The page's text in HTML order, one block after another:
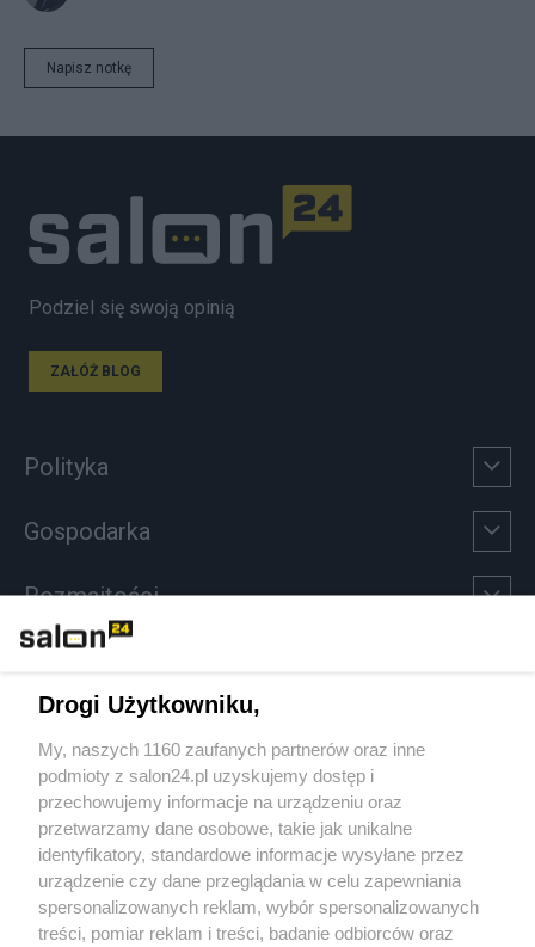
Napisz notkę
Podziel się swoją opinią
ZAŁÓŻ BLOG
Polityka
Gospodarka
Rozmaitości
Sport
Społeczeństwo
Kultura
Drogi Użytkowniku,
My, naszych 1160 zaufanych partnerów oraz inne
podmioty z salon24.pl uzyskujemy dostęp i
przechowujemy informacje na urządzeniu oraz
przetwarzamy dane osobowe, takie jak unikalne
identyfikatory, standardowe informacje wysyłane przez
urządzenie czy dane przeglądania w celu zapewniania
spersonalizowanych reklam, wybór spersonalizowanych
treści, pomiar reklam i treści, badanie odbiorców oraz